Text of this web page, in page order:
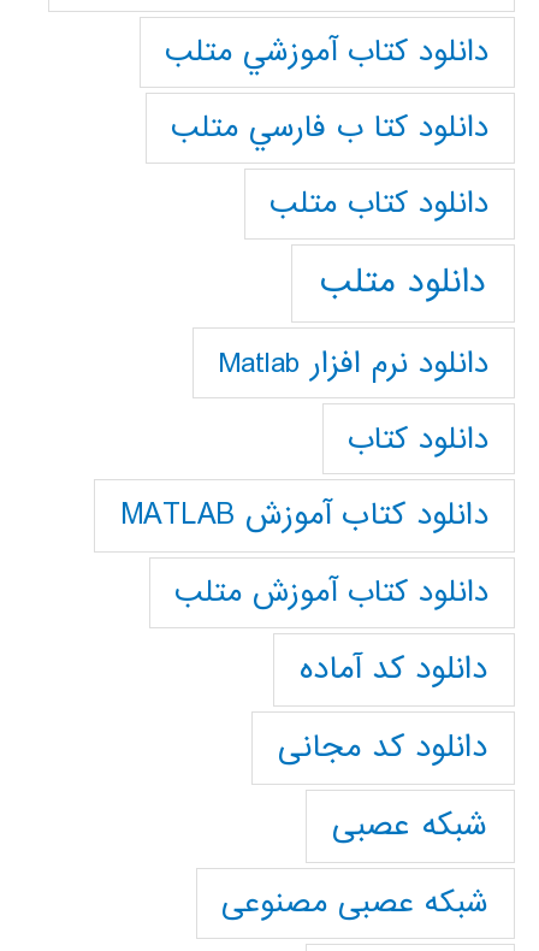
دانلود كتاب آموزشي متلب
دانلود كتا ب فارسي متلب
دانلود كتاب متلب
دانلود متلب
دانلود نرم افزار Matlab
دانلود کتاب
دانلود کتاب آموزش MATLAB
دانلود کتاب آموزش متلب
دانلود کد آماده
دانلود کد مجانی
شبکه عصبی
شبکه عصبی مصنوعی